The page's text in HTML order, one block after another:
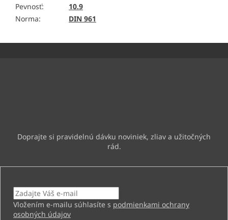
Pevnosť:
10.9
Norma: DIN 961
Vložením e-mailu súhlasíte s podmienkami ochrany
osobných údajov